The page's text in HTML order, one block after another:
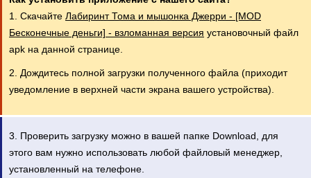
1. Скачайте Лабиринт Тома и мышонка Джерри - [MOD
Бесконечные деньги] - взломанная версия установочный файл
apk на данной странице.
2. Дождитесь полной загрузки полученного файла (приходит
уведомление в верхней части экрана вашего устройства).
3. Проверить загрузку можно в вашей папке Download, для
этого вам нужно использовать любой файловый менеджер,
установленный на телефоне.